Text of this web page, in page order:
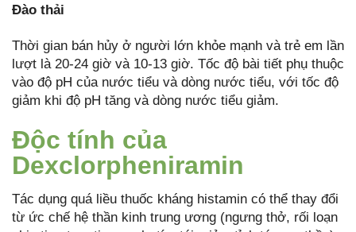
Đào thải
Thời gian bán hủy ở người lớn khỏe mạnh và trẻ em lần
lượt là 20-24 giờ và 10-13 giờ. Tốc độ bài tiết phụ thuộc
vào độ pH của nước tiểu và dòng nước tiểu, với tốc độ
giảm khi độ pH tăng và dòng nước tiểu giảm.
Độc tính của
Dexclorpheniramin
Tác dụng quá liều thuốc kháng histamin có thể thay đổi
từ ức chế hệ thần kinh trung ương (ngưng thở, rối loạn